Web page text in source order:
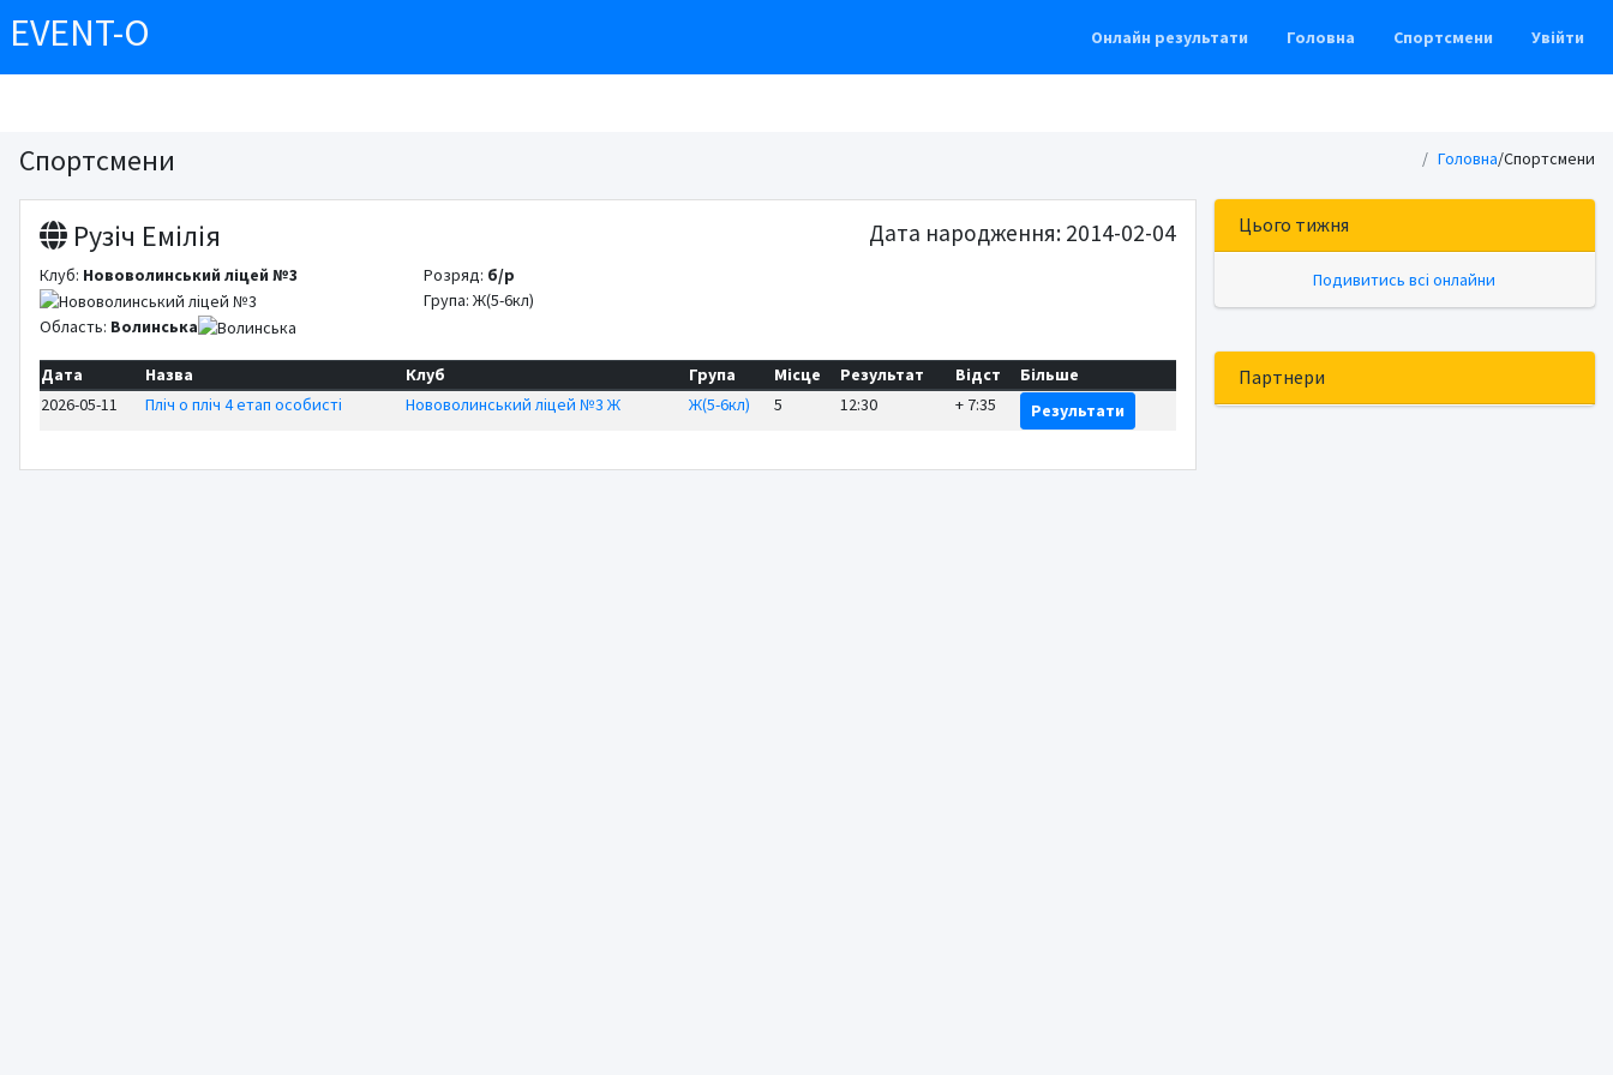
EVENT-O Онлайн результати Головна Спортсмени Увійти
Спортсмени Головна/Спортсмени
Рузіч Емілія Дата народження: 2014-02-04
Клуб: Нововолинський ліцей №3
Область: Волинська
Розряд: б/р
Група: Ж(5-6кл)
Дата Назва Клуб Група Місце Результат Відст
Більше
2026-05-11
Пліч о пліч 4 етап особисті Нововолинський ліцей №3 Ж Ж(5-6кл) 5 12:30 + 7:35 Результати
Цього тижня
Подивитись всі онлайни
Партнери